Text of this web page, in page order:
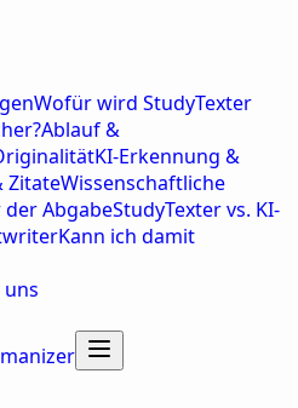
Wofür wird StudyTexter
Ablauf &
KI-Erkennung &
ZitateWissenschaftliche
AbgabeStudyTexter vs. KI-
Kann ich damit